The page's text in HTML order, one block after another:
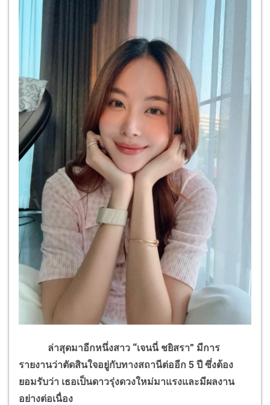
ล่าสุดมาอีกหนึ่งสาว “เจนนี่ ชยิสรา” มีการ
รายงานว่าตัดสินใจอยู่กับทางสถานีต่ออีก 5 ปี ซึ่งต้อง
ยอมรับว่า เธอเป็นดาวรุ่งดวงใหม่มาแรงและมีผลงาน
อย่างต่อเนื่อง